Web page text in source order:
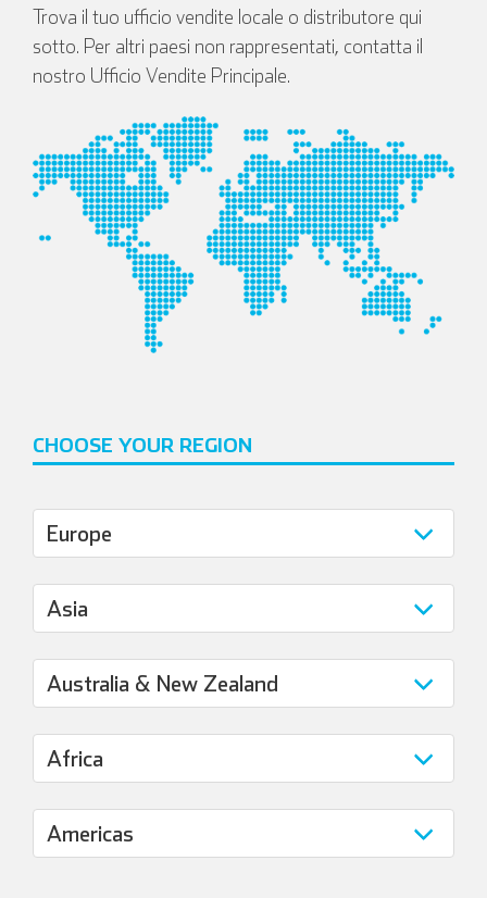
Trova il tuo ufficio vendite locale o distributore qui
sotto. Per altri paesi non rappresentati, contatta il
nostro Ufficio Vendite Principale.
CHOOSE YOUR REGION